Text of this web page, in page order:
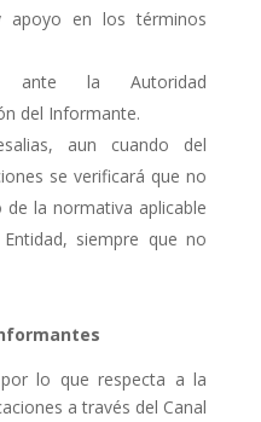
apoyo en los términos
ante la Autoridad
del Informante.
aun cuando del
se verificará que no
la normativa aplicable
siempre que no
lo que respecta a la
a través del Canal